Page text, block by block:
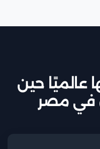
عالميًا حين
في مصر